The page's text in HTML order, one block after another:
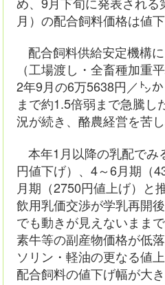
月）の配合飼料価格は値
配合飼料供給安定機構
（工場渡し・全畜種加重
2年9月の6万5638円／㌧
まで約1.5倍弱まで急騰し
況が続き、酪農経営を苦し
本年1月以降の乳配でみ
円値下げ）、4～6月期（
月期（2750円値上げ）と
飲用乳価交渉が学乳再開
でも動きが見えないまま
素牛等の副産物価格が低
ソリン・軽油の更なる値
配合飼料の値下げ幅が大き